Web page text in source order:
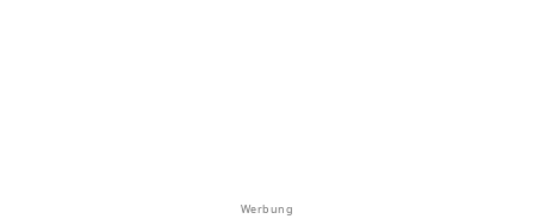
Werbung